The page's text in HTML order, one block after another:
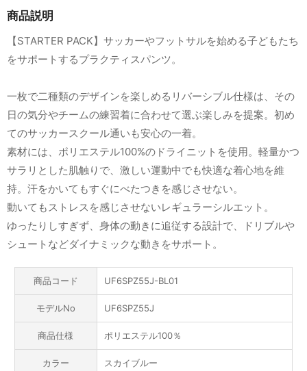
商品説明
【STARTER PACK】サッカーやフットサルを始める子どもたち
をサポートするプラクティスパンツ。
一枚で二種類のデザインを楽しめるリバーシブル仕様は、その
日の気分やチームの練習着に合わせて選ぶ楽しみを提案。初め
てのサッカースクール通いも安心の一着。
素材には、ポリエステル100%のドライニットを使用。軽量かつ
サラリとした肌触りで、激しい運動中でも快適な着心地を維
持。汗をかいてもすぐにべたつきを感じさせない。
動いてもストレスを感じさせないレギュラーシルエット。
ゆったりしすぎず、身体の動きに追従する設計で、ドリブルや
シュートなどダイナミックな動きをサポート。
商品コード UF6SPZ55J-BL01
モデルNo UF6SPZ55J
商品仕様 ポリエステル100％
カラー スカイブルー